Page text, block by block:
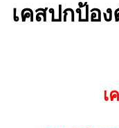
เคสปกป้อง
เ